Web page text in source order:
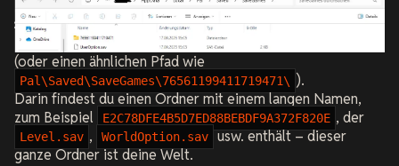
(oder einen ähnlichen Pfad wie
Pal\Saved\SaveGames\76561199411719471\ ).
Darin findest du einen Ordner mit einem langen Namen,
zum Beispiel
E2C78DFE4B5D7ED88BEBDF9A372F820E , der
Level.sav , WorldOption.sav
usw. enthält – dieser
ganze Ordner ist deine Welt.